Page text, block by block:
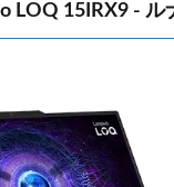
LOQ 15IRX9 - ル